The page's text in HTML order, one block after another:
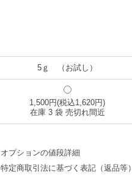
5ｇ （お試し）
1,500円(税込1,620円)
在庫 3 袋 売切れ間近
オプションの値段詳細
特定商取引法に基づく表記（返品等）